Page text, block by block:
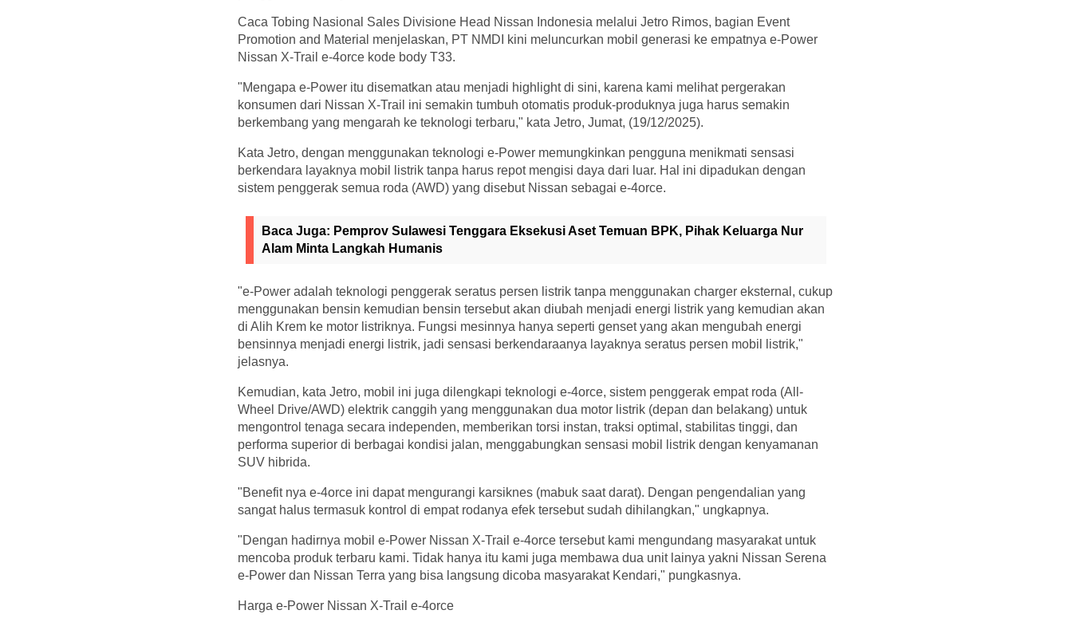
Caca Tobing Nasional Sales Divisione Head Nissan Indonesia melalui Jetro Rimos, bagian Event
Promotion and Material menjelaskan, PT NMDI kini meluncurkan mobil generasi ke empatnya e-Power
Nissan X-Trail e-4orce kode body T33.
"Mengapa e-Power itu disematkan atau menjadi highlight di sini, karena kami melihat pergerakan
konsumen dari Nissan X-Trail ini semakin tumbuh otomatis produk-produknya juga harus semakin
berkembang yang mengarah ke teknologi terbaru," kata Jetro, Jumat, (19/12/2025).
Kata Jetro, dengan menggunakan teknologi e-Power memungkinkan pengguna menikmati sensasi
berkendara layaknya mobil listrik tanpa harus repot mengisi daya dari luar. Hal ini dipadukan dengan
sistem penggerak semua roda (AWD) yang disebut Nissan sebagai e-4orce.
Baca Juga: Pemprov Sulawesi Tenggara Eksekusi Aset Temuan BPK, Pihak Keluarga Nur
Alam Minta Langkah Humanis
"e-Power adalah teknologi penggerak seratus persen listrik tanpa menggunakan charger eksternal, cukup
menggunakan bensin kemudian bensin tersebut akan diubah menjadi energi listrik yang kemudian akan
di Alih Krem ke motor listriknya. Fungsi mesinnya hanya seperti genset yang akan mengubah energi
bensinnya menjadi energi listrik, jadi sensasi berkendaraanya layaknya seratus persen mobil listrik,"
jelasnya.
Kemudian, kata Jetro, mobil ini juga dilengkapi teknologi e-4orce, sistem penggerak empat roda (All-
Wheel Drive/AWD) elektrik canggih yang menggunakan dua motor listrik (depan dan belakang) untuk
mengontrol tenaga secara independen, memberikan torsi instan, traksi optimal, stabilitas tinggi, dan
performa superior di berbagai kondisi jalan, menggabungkan sensasi mobil listrik dengan kenyamanan
SUV hibrida.
"Benefit nya e-4orce ini dapat mengurangi karsiknes (mabuk saat darat). Dengan pengendalian yang
sangat halus termasuk kontrol di empat rodanya efek tersebut sudah dihilangkan," ungkapnya.
"Dengan hadirnya mobil e-Power Nissan X-Trail e-4orce tersebut kami mengundang masyarakat untuk
mencoba produk terbaru kami. Tidak hanya itu kami juga membawa dua unit lainya yakni Nissan Serena
e-Power dan Nissan Terra yang bisa langsung dicoba masyarakat Kendari," pungkasnya.
Harga e-Power Nissan X-Trail e-4orce